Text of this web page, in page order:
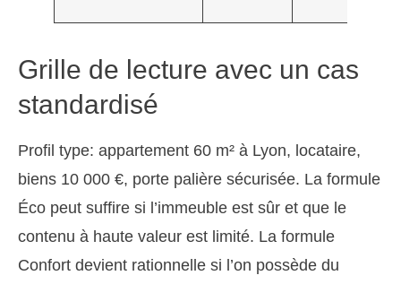
Grille de lecture avec un cas
standardisé
Profil type: appartement 60 m² à Lyon, locataire,
biens 10 000 €, porte palière sécurisée. La formule
Éco peut suffire si l’immeuble est sûr et que le
contenu à haute valeur est limité. La formule
Confort devient rationnelle si l’on possède du